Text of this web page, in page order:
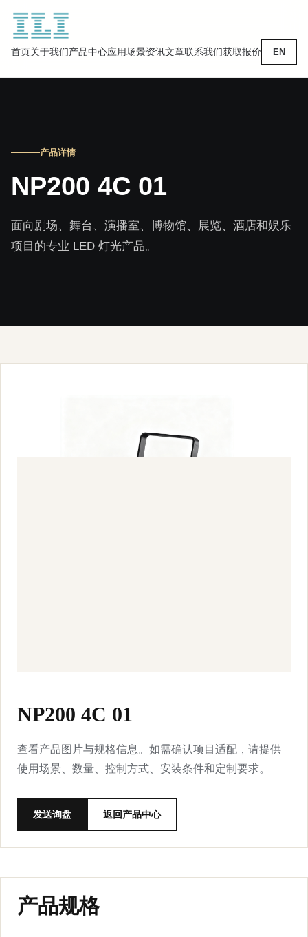
首页关于我们产品中心应用场景资讯文章联系我们获取报价 EN
产品详情
NP200 4C 01
面向剧场、舞台、演播室、博物馆、展览、酒店和娱乐
项目的专业 LED 灯光产品。
NP200 4C 01
查看产品图片与规格信息。如需确认项目适配，请提供
使用场景、数量、控制方式、安装条件和定制要求。
发送询盘 返回产品中心